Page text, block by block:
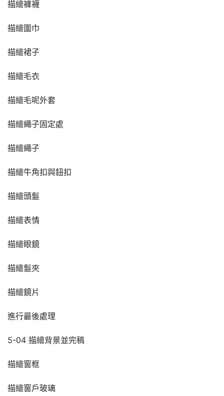
描繪褲襪
描繪圍巾
描繪裙子
描繪毛衣
描繪毛呢外套
描繪繩子固定處
描繪繩子
描繪牛角扣與鈕扣
描繪頭髮
描繪表情
描繪眼鏡
描繪髮夾
描繪鏡片
進行最後處理
5-04 描繪背景並完稿
描繪窗框
描繪窗戶玻璃